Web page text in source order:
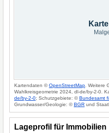
Kartendaten ©OpenStreetMap . Weitere
Wahlkreisgeometrie 2024, dl-de/by-2-0.
de/by-2-0; Schutzgebiete: ©Bundesamt
Grundwasser/Geologie: ©BGR und
Lageprofil für Immobilien